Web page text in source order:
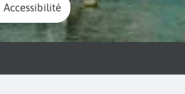
Accessibilité